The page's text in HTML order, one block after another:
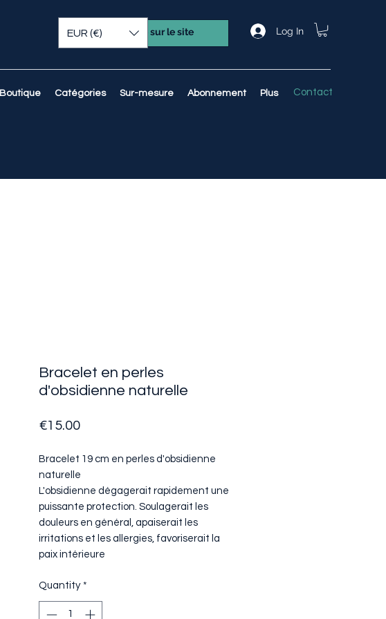
Log In
Boutique Catégories Sur-mesure Abonnement Plus Contact
EUR (€)
Bracelet en perles
d'obsidienne naturelle
€15.00Price
Bracelet 19 cm en perles d'obsidienne
naturelle
L'obsidienne dégagerait rapidement une
puissante protection. Soulagerait les
douleurs en général, apaiserait les
irritations et les allergies, favoriserait la
paix intérieure
Quantity *